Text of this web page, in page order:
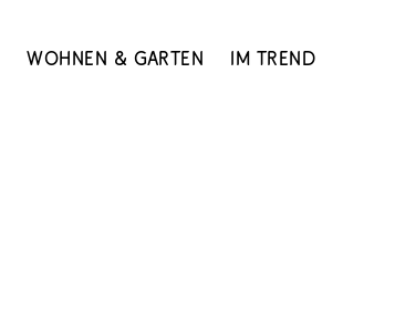
Wohnen & Garten Im Trend